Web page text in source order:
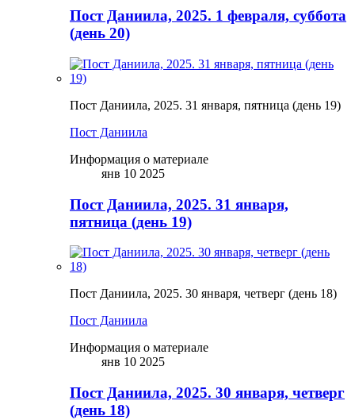
Пост Даниила, 2025. 1 февраля, суббота
(день 20)
Пост Даниила, 2025. 31 января, пятница (день 19)
Пост Даниила
Информация о материале
янв 10 2025
Пост Даниила, 2025. 31 января,
пятница (день 19)
Пост Даниила, 2025. 30 января, четверг (день 18)
Пост Даниила
Информация о материале
янв 10 2025
Пост Даниила, 2025. 30 января, четверг
(день 18)